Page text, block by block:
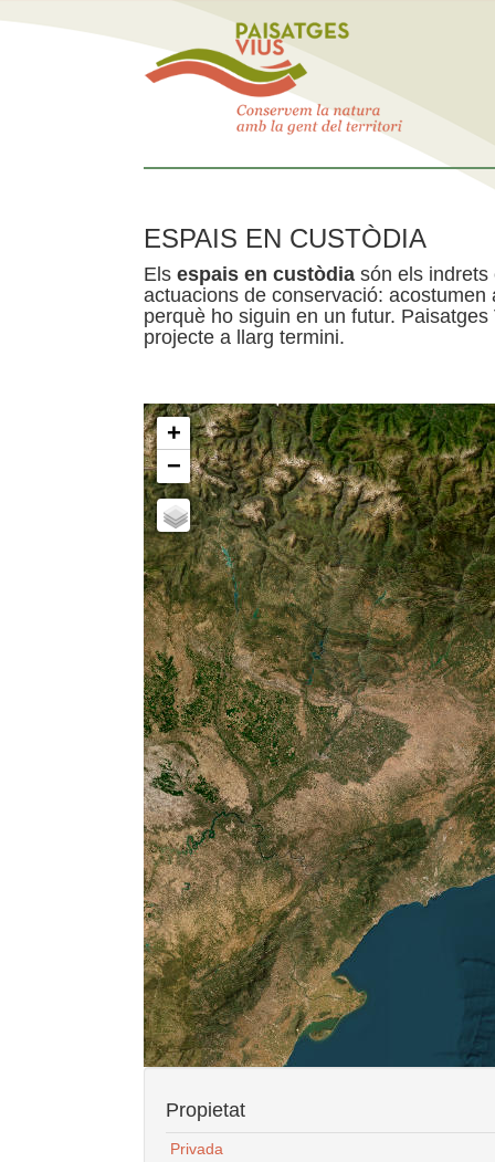
ESPAIS EN CUSTÒDIA
Els espais en custòdia són els indrets
actuacions de conservació:
perquè ho siguin en un futur.
projecte a llarg termini.
+
−
Propietat
Privada